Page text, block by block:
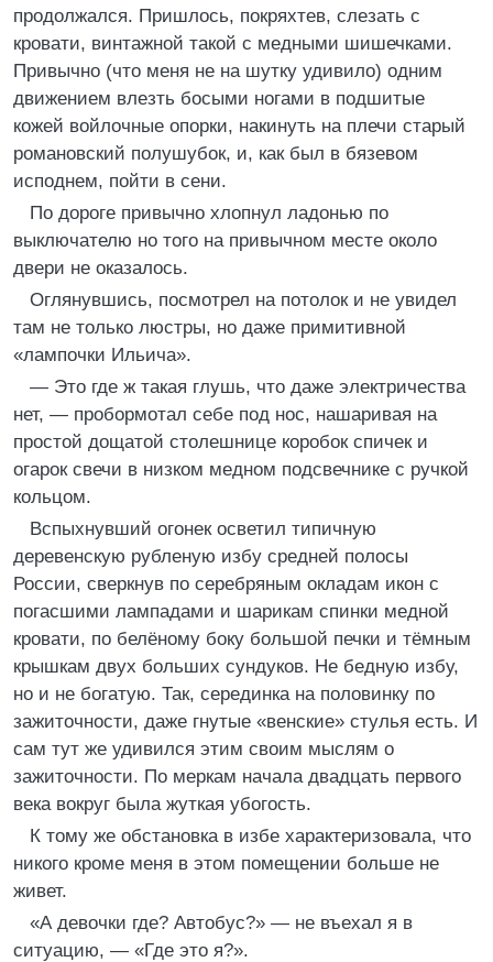
продолжался. Пришлось, покряхтев, слезать с
кровати, винтажной такой с медными шишечками.
Привычно (что меня не на шутку удивило) одним
движением влезть босыми ногами в подшитые
кожей войлочные опорки, накинуть на плечи старый
романовский полушубок, и, как был в бязевом
исподнем, пойти в сени.
По дороге привычно хлопнул ладонью по
выключателю но того на привычном месте около
двери не оказалось.
Оглянувшись, посмотрел на потолок и не увидел
там не только люстры, но даже примитивной
«лампочки Ильича».
— Это где ж такая глушь, что даже электричества
нет, — пробормотал себе под нос, нашаривая на
простой дощатой столешнице коробок спичек и
огарок свечи в низком медном подсвечнике с ручкой
кольцом.
Вспыхнувший огонек осветил типичную
деревенскую рубленую избу средней полосы
России, сверкнув по серебряным окладам икон с
погасшими лампадами и шарикам спинки медной
кровати, по белёному боку большой печки и тёмным
крышкам двух больших сундуков. Не бедную избу,
но и не богатую. Так, серединка на половинку по
зажиточности, даже гнутые «венские» стулья есть. И
сам тут же удивился этим своим мыслям о
зажиточности. По меркам начала двадцать первого
века вокруг была жуткая убогость.
К тому же обстановка в избе характеризовала, что
никого кроме меня в этом помещении больше не
живет.
«А девочки где? Автобус?» — не въехал я в
ситуацию, — «Где это я?».